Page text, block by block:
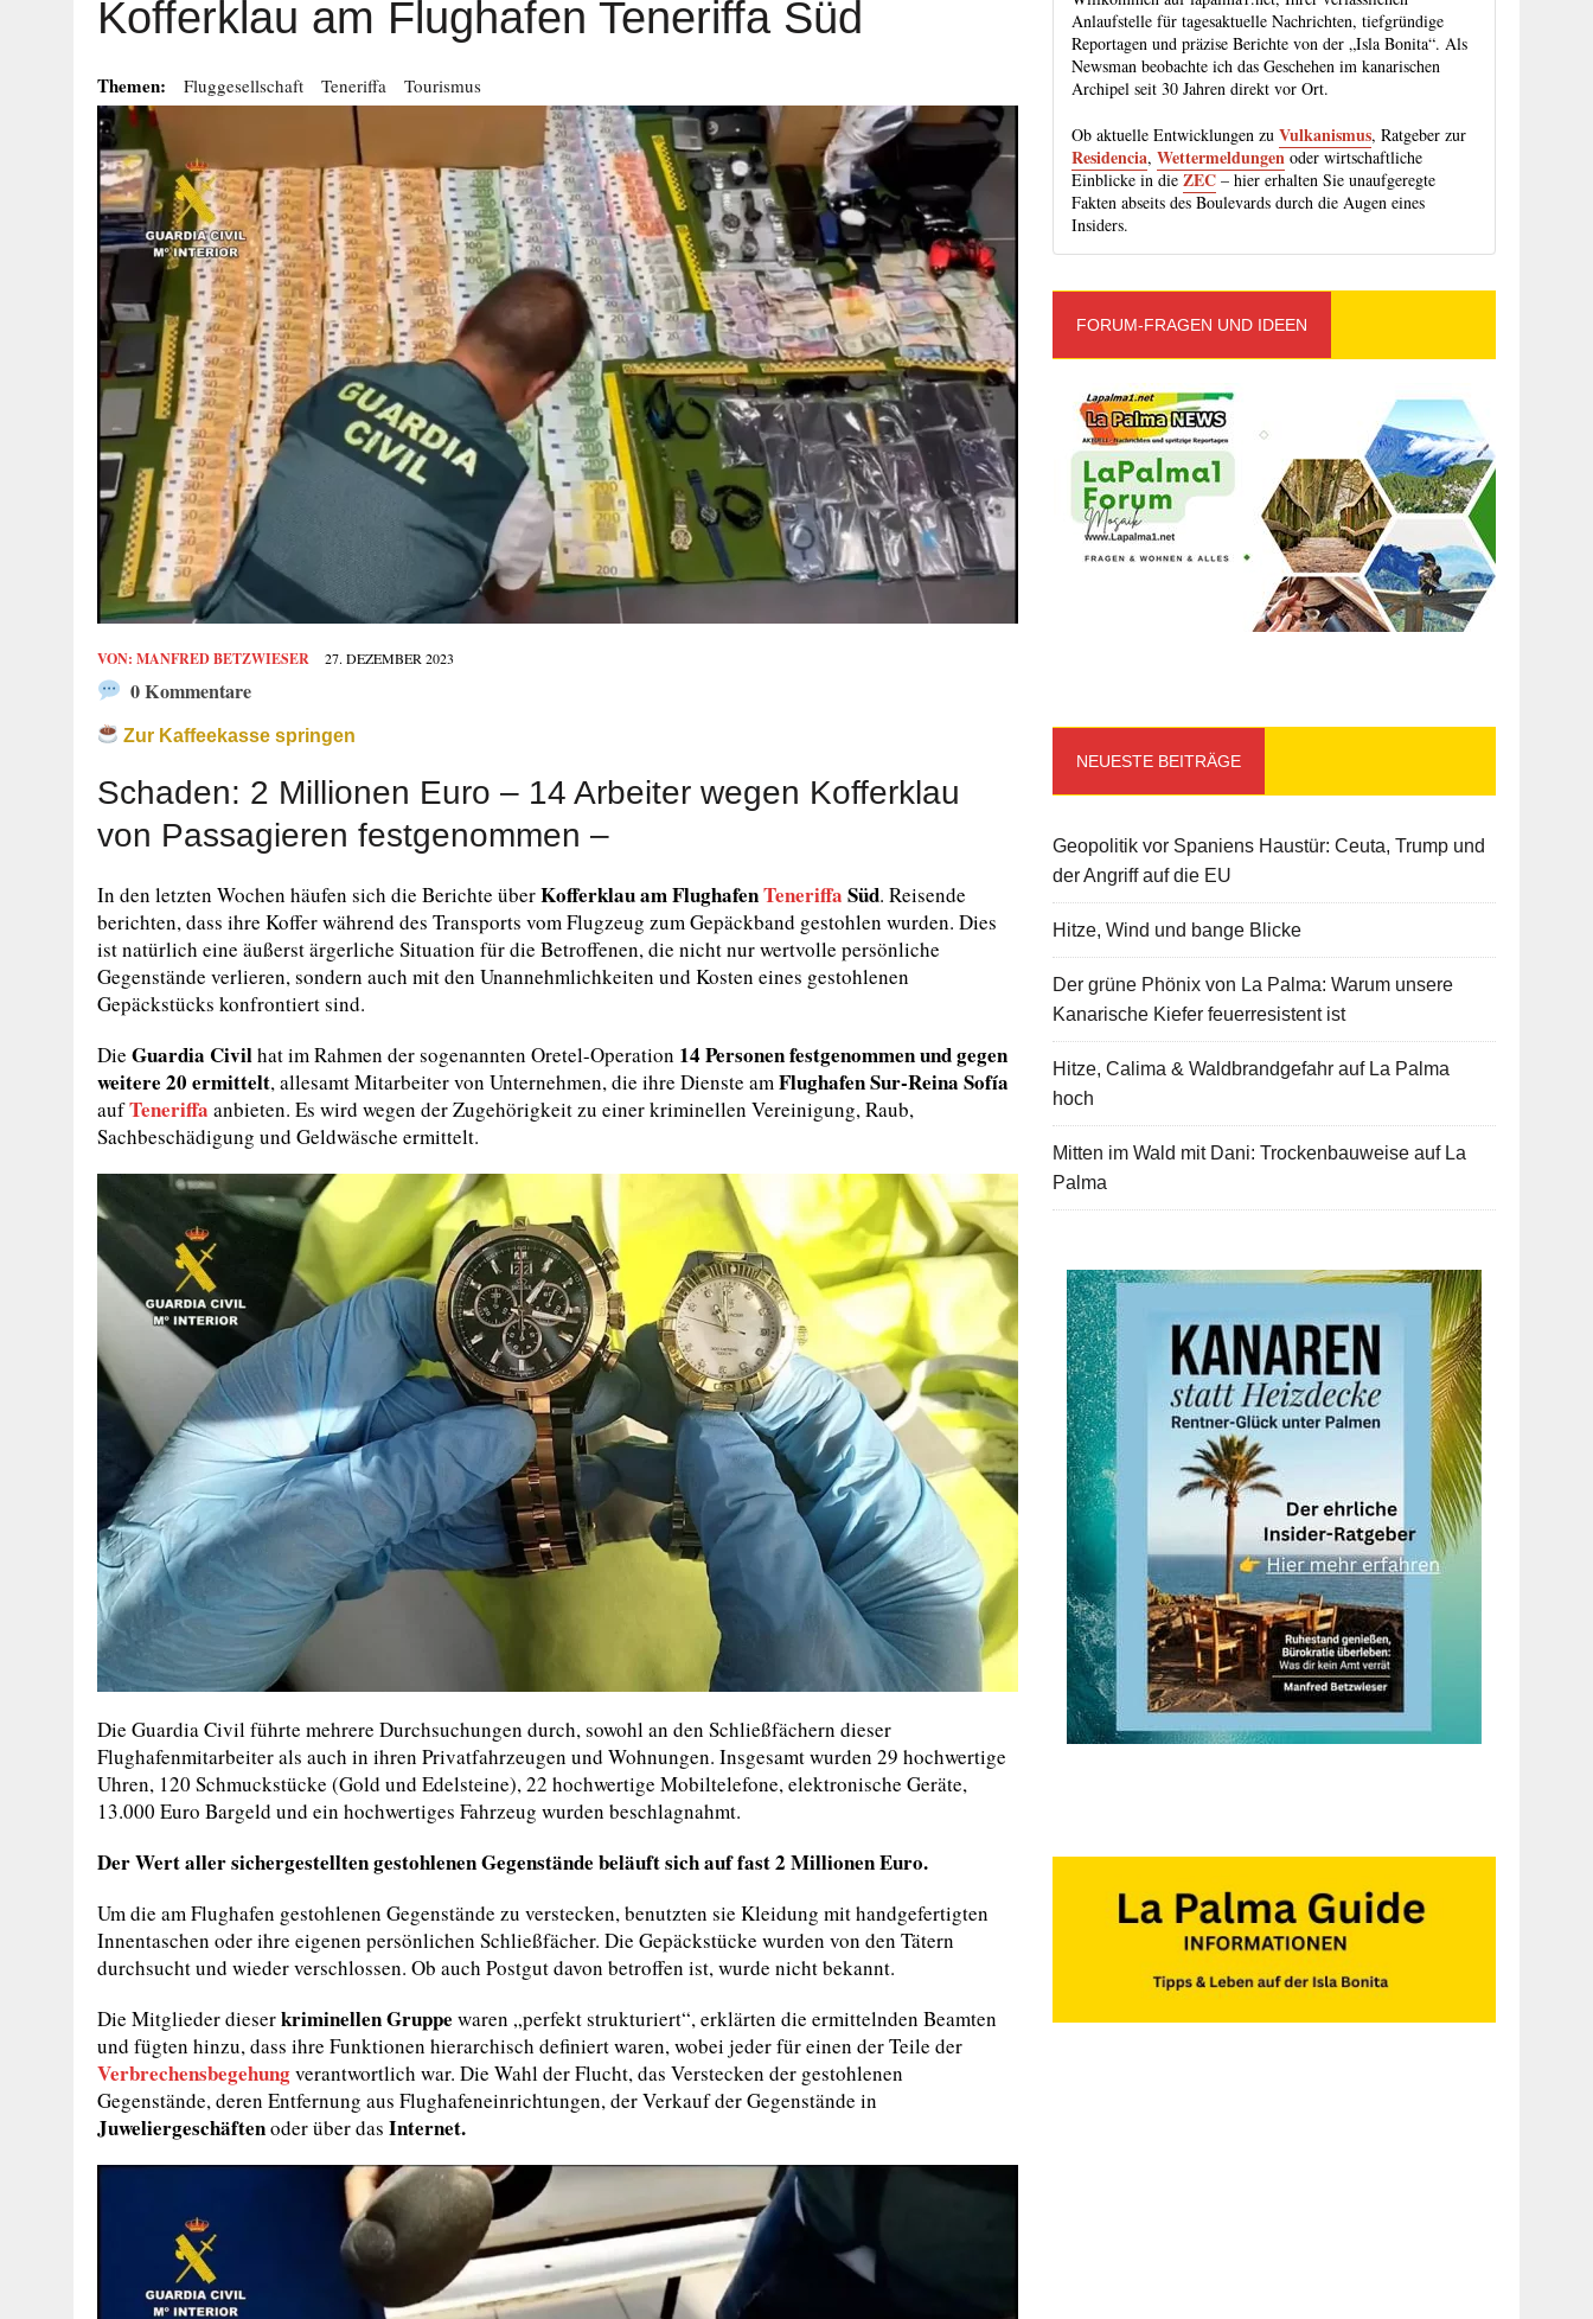
Kofferklau am Flughafen Teneriffa Süd
Themen: Fluggesellschaft Teneriffa Tourismus
VON: MANFRED BETZWIESER 27. DEZEMBER 2023
0 Kommentare
Zur Kaffeekasse springen
Schaden: 2 Millionen Euro – 14 Arbeiter wegen Kofferklau
von Passagieren festgenommen –
In den letzten Wochen häufen sich die Berichte überKofferklau am FlughafenTeneriffa Süd. Reisende
berichten, dass ihre Koffer während des Transports vom Flugzeug zum Gepäckband gestohlen wurden. Dies
ist natürlich eine äußerst ärgerliche Situation für die Betroffenen, die nicht nur wertvolle persönliche
Gegenstände verlieren, sondern auch mit den Unannehmlichkeiten und Kosten eines gestohlenen
Gepäckstücks konfrontiert sind.
Die Guardia Civilhat im Rahmen der sogenannten Oretel-Operation 14 Personen festgenommen und gegen
weitere 20 ermittelt, allesamt Mitarbeiter von Unternehmen, die ihre Dienste amFlughafen Sur-Reina Sofía
aufTeneriffa anbieten. Es wird wegen der Zugehörigkeit zu einer kriminellen Vereinigung, Raub,
Sachbeschädigung und Geldwäsche ermittelt.
Die Guardia Civil führte mehrere Durchsuchungen durch, sowohl an den Schließfächern dieser
Flughafenmitarbeiter als auch in ihren Privatfahrzeugen und Wohnungen. Insgesamt wurden 29 hochwertige
Uhren, 120 Schmuckstücke (Gold und Edelsteine), 22 hochwertige Mobiltelefone, elektronische Geräte,
13.000 Euro Bargeld und ein hochwertiges Fahrzeug wurden beschlagnahmt.
Der Wert aller sichergestellten gestohlenen Gegenstände beläuft sich auf fast 2 Millionen Euro.
Um die am Flughafen gestohlenen Gegenstände zu verstecken, benutzten sie Kleidung mit handgefertigten
Innentaschen oder ihre eigenen persönlichen Schließfächer. Die Gepäckstücke wurden von den Tätern
durchsucht und wieder verschlossen. Ob auch Postgut davon betroffen ist, wurde nicht bekannt.
Die Mitglieder dieserkriminellen Gruppe waren „perfekt strukturiert“, erklärten die ermittelnden Beamten
und fügten hinzu, dass ihre Funktionen hierarchisch definiert waren, wobei jeder für einen der Teile der
Verbrechensbegehungverantwortlich war. Die Wahl der Flucht, das Verstecken der gestohlenen
Gegenstände, deren Entfernung aus Flughafeneinrichtungen, der Verkauf der Gegenstände in
Juweliergeschäftenoder über das Internet.
Anlaufstelle für tagesaktuelle Nachrichten, tiefgründige
Reportagen und präzise Berichte von der „Isla Bonita“. Als
Newsman beobachte ich das Geschehen im kanarischen
Archipel seit 30 Jahren direkt vor Ort.
Ob aktuelle Entwicklungen zuVulkanismus, Ratgeber zur
Residencia,Wettermeldungen oder wirtschaftliche
Einblicke in dieZEC – hier erhalten Sie unaufgeregte
Fakten abseits des Boulevards durch die Augen eines
Insiders.
FORUM-FRAGEN UND IDEEN
NEUESTE BEITRÄGE
Geopolitik vor Spaniens Haustür: Ceuta, Trump und
der Angriff auf die EU
Hitze, Wind und bange Blicke
Der grüne Phönix von La Palma: Warum unsere
Kanarische Kiefer feuerresistent ist
Hitze, Calima & Waldbrandgefahr auf La Palma
hoch
Mitten im Wald mit Dani: Trockenbauweise auf La
Palma